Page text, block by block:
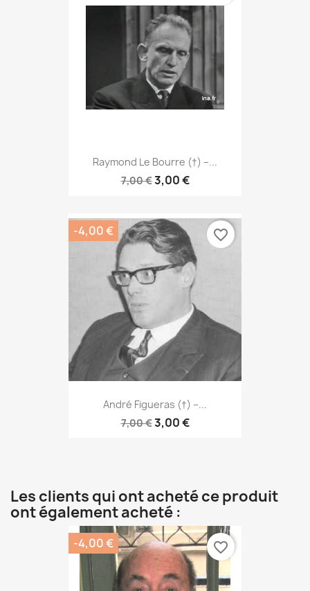
Raymond Le Bourre (†) –...
7,00 €3,00 €
André Figueras (†) –...
7,00 €3,00 €
-4,00 € favorite_border
Les clients qui ont acheté ce produit
ont également acheté :
-4,00 € favorite_border